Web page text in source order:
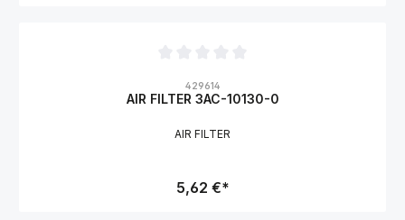
429614
AIR FILTER 3AC-10130-0
AIR FILTER
5,62 €*